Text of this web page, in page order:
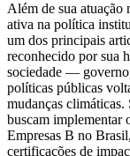
Além de sua atuação
ativa na política
um dos principais
reconhecido por sua
sociedade —
políticas públicas
mudanças
buscam implementar
Empresas B no
certificações de